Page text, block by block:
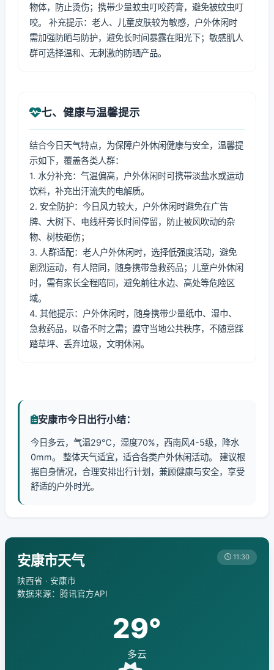
物体，防止烫伤；携带少量蚊虫叮咬药膏，避免被蚊虫叮
咬。 补充提示：老人、儿童皮肤较为敏感，户外休闲时
需加强防晒与防护，避免长时间暴露在阳光下；敏感肌人
群可选择温和、无刺激的防晒产品。
七、健康与温馨提示
结合今日天气特点，为保障户外休闲健康与安全，温馨提
示如下，覆盖各类人群：
1. 水分补充：气温偏高，户外休闲时可携带淡盐水或运动
饮料，补充出汗流失的电解质。
2. 安全防护：今日风力较大，户外休闲时避免在广告
牌、大树下、电线杆旁长时间停留，防止被风吹动的杂
物、树枝砸伤；
3. 人群适配：老人户外休闲时，选择低强度活动，避免
剧烈运动，有人陪同，随身携带急救药品；儿童户外休闲
时，需有家长全程陪同，避免前往水边、高处等危险区
域。
4. 其他提示：户外休闲时，随身携带少量纸巾、湿巾、
急救药品，以备不时之需；遵守当地公共秩序，不随意踩
踏草坪、丢弃垃圾，文明休闲。
安康市今日出行小结：
今日多云，气温29℃，湿度70%，西南风4-5级，降水
0mm。 整体天气适宜，适合各类户外休闲活动。 建议根
据自身情况，合理安排出行计划，兼顾健康与安全，享受
舒适的户外时光。
安康市天气
陕西省 · 安康市
数据来源：腾讯官方API
11:30
29°
多云